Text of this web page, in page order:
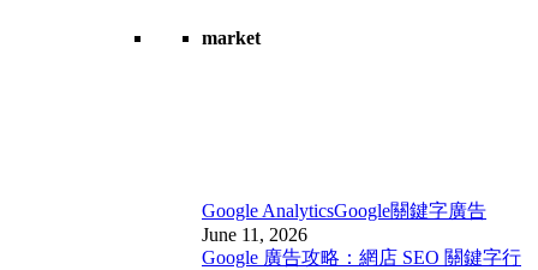
market
Google AnalyticsGoogle關鍵字廣告
June 11, 2026
Google 廣告攻略：網店 SEO 關鍵字行